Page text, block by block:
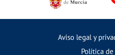
Aviso legal y
Política